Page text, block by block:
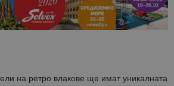
на ретро влакове ще имат уникалната